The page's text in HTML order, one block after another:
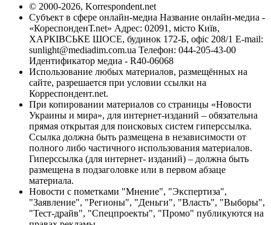
© 2000-2026, Korrespondent.net
Субъект в сфере онлайн-медиа Название онлайн-медиа -
«КореспонденТ.net» Адрес: 02091, місто Київ,
ХАРКІВСЬКЕ ШОСЕ, будинок 172-Б, офіс 208/1 E-mail:
sunlight@mediadim.com.ua Телефон: 044-205-43-00
Идентификатор медиа - R40-06068
Использование любых материалов, размещённых на
сайте, разрешается при условии ссылки на
Корреспондент.net.
При копировании материалов со страницы «Новости
Украины и мира», для интернет-изданий – обязательна
прямая открытая для поисковых систем гиперссылка.
Ссылка должна быть размещена в независимости от
полного либо частичного использования материалов.
Гиперссылка (для интернет- изданий) – должна быть
размещена в подзаголовке или в первом абзаце
материала.
Новости с пометками "Мнение", "Экспертиза",
"Заявление", "Регионы", "Деньги", "Власть", "Выборы",
"Тест-драйв", "Спецпроекты", "Промо" публикуются на